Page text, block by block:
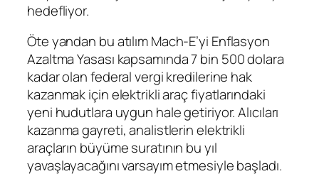
hedefliyor.
Öte yandan bu atılım Mach-E’yi Enflasyon
Azaltma Yasası kapsamında 7 bin 500 dolara
kadar olan federal vergi kredilerine hak
kazanmak için elektrikli araç fiyatlarındaki
yeni hudutlara uygun hale getiriyor. Alıcıları
kazanma gayreti, analistlerin elektrikli
araçların büyüme suratının bu yıl
yavaşlayacağını varsayım etmesiyle başladı.